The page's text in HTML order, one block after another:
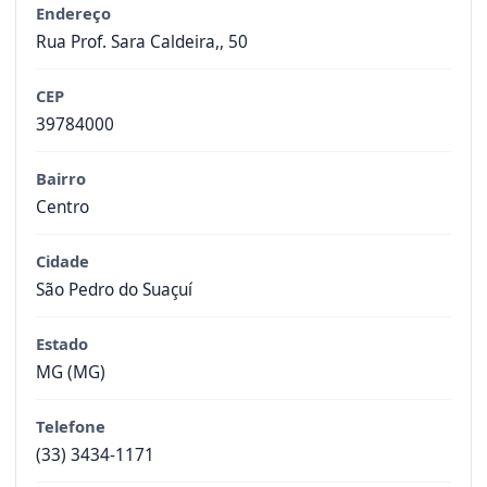
Endereço
Rua Prof. Sara Caldeira,, 50
CEP
39784000
Bairro
Centro
Cidade
São Pedro do Suaçuí
Estado
MG (MG)
Telefone
(33) 3434-1171